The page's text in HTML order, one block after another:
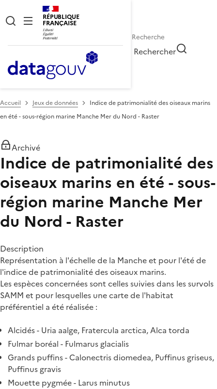
RÉPUBLIQUE
FRANÇAISE
Rechercher
Accueil Jeux de données
Indice de patrimonialité des oiseaux marins
en été - sous-région marine Manche Mer du Nord - Raster
Archivé
Indice de patrimonialité des
oiseaux marins en été - sous-
région marine Manche Mer
du Nord - Raster
Description
Représentation à l'échelle de la Manche et pour l'été de
l'indice de patrimonialité des oiseaux marins.
Les espèces concernées sont celles suivies dans les survols
SAMM et pour lesquelles une carte de l'habitat
préférentiel a été réalisée :
Alcidés - Uria aalge, Fratercula arctica, Alca torda
Fulmar boréal - Fulmarus glacialis
Grands puffins - Calonectris diomedea, Puffinus griseus,
Puffinus gravis
Mouette pygmée - Larus minutus